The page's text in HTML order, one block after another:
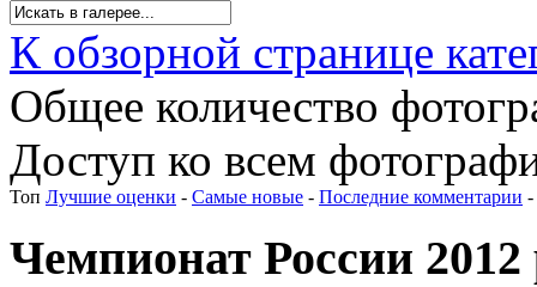
К обзорной странице
Общее количество
Доступ ко всем
Топ Лучшие оценки - Самые новые - Последние комментарии -
Чемпионат России